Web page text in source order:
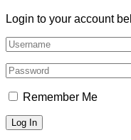
Login to your account
Remember Me